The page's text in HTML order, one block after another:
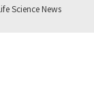
Science News